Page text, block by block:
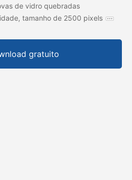
de vidro quebradas
tamanho de 2500 pixels
gratuito